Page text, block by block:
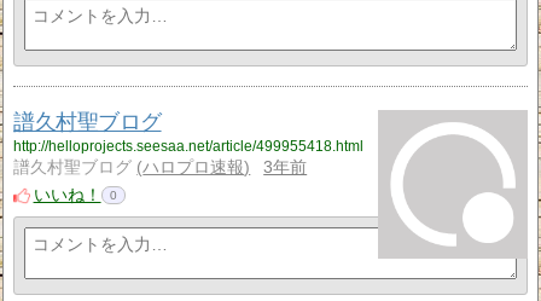
譜久村聖ブログ
http://helloprojects.seesaa.net/article/499955418.html
譜久村聖ブログ ハロプロ速報
3年前
いいね！
0